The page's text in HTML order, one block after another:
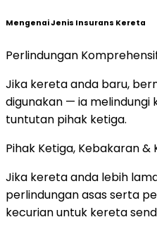
Mengenai Jenis Insurans Kereta
Perlindungan
Jika kereta anda baru,
digunakan — ia melindungi
tuntutan pihak ketiga.
Pihak Ketiga, Kebakaran &
Jika kereta anda lebih
perlindungan asas serta
kecurian untuk kereta